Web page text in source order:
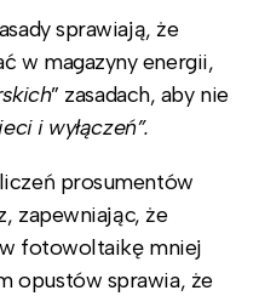
sprawiają, że
w magazyny energii,
” zasadach, aby nie
i wyłączeń”.
prosumentów
zapewniając, że
fotowoltaikę mniej
opustów sprawia, że